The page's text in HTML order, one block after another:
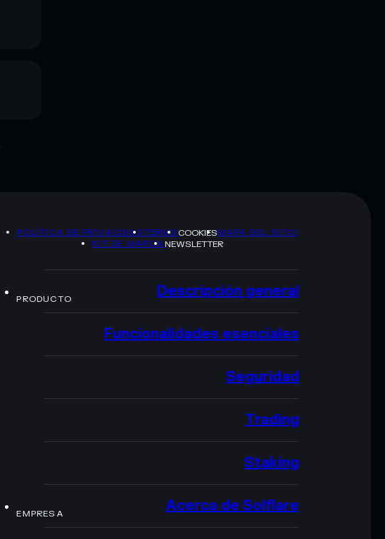
POLÍTICA DE PRIVACIDADTERMSCOOKIESMAPA DEL SITIO
KIT DE MARCANEWSLETTER
PRODUCTO Descripción general
Funcionalidades esenciales
Seguridad
Trading
Staking
EMPRESA Acerca de Solflare